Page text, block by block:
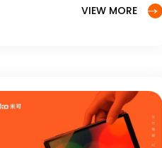
欄 #高雄辦門號 #高雄買
VIEW MORE